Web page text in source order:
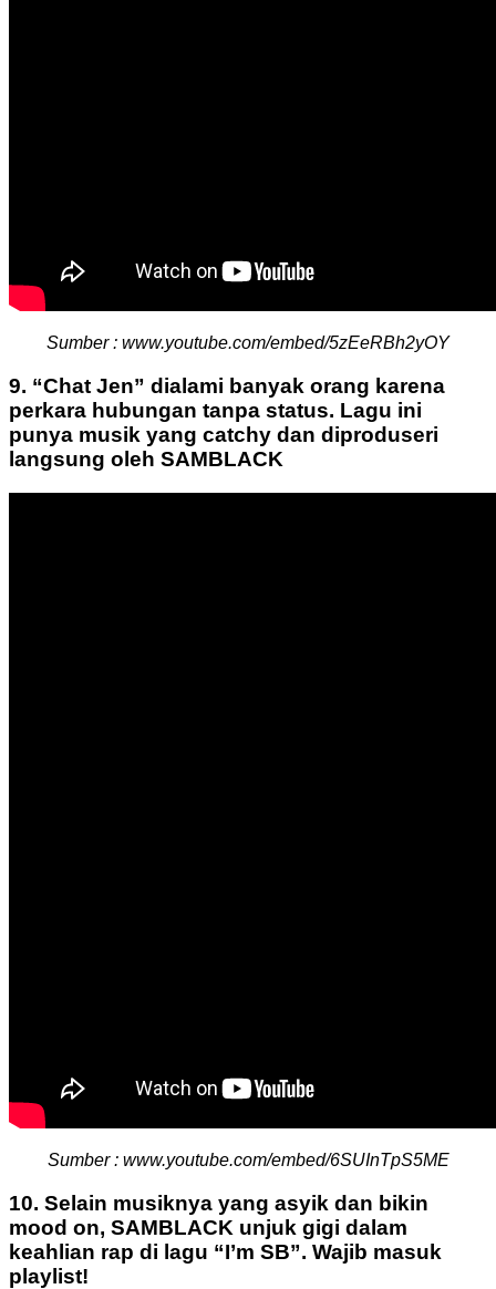
Sumber : www.youtube.com/embed/5zEeRBh2yOY
9. “Chat Jen” dialami banyak orang karena
perkara hubungan tanpa status. Lagu ini
punya musik yang catchy dan diproduseri
langsung oleh SAMBLACK
Sumber : www.youtube.com/embed/6SUInTpS5ME
10. Selain musiknya yang asyik dan bikin
mood on, SAMBLACK unjuk gigi dalam
keahlian rap di lagu “I’m SB”. Wajib masuk
playlist!